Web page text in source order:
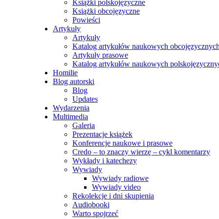
Książki polskojęzyczne
Książki obcojęzyczne
Powieści
Artykuły
Artykuły
Katalog artykułów naukowych
Artykuły prasowe
Katalog artykułów naukowych
Homilie
Blog autorski
Blog
Updates
Wydarzenia
Multimedia
Galeria
Prezentacje książek
Konferencje naukowe i prasowe
Credo – to znaczy wierzę – cykl komentarzy
Wykłady i katechezy
Wywiady
Wywiady radiowe
Wywiady video
Rekolekcje i dni skupienia
Audiobooki
Warto spojrzeć